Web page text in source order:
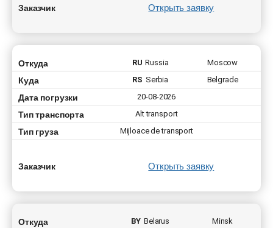
Заказчик Открыть заявку
Откуда RU Russia Moscow
Куда RS Serbia Belgrade
Дата погрузки 20-08-2026
Тип транспорта Alt transport
Тип груза Mijloace de transport
Заказчик Открыть заявку
Откуда BY Belarus Minsk